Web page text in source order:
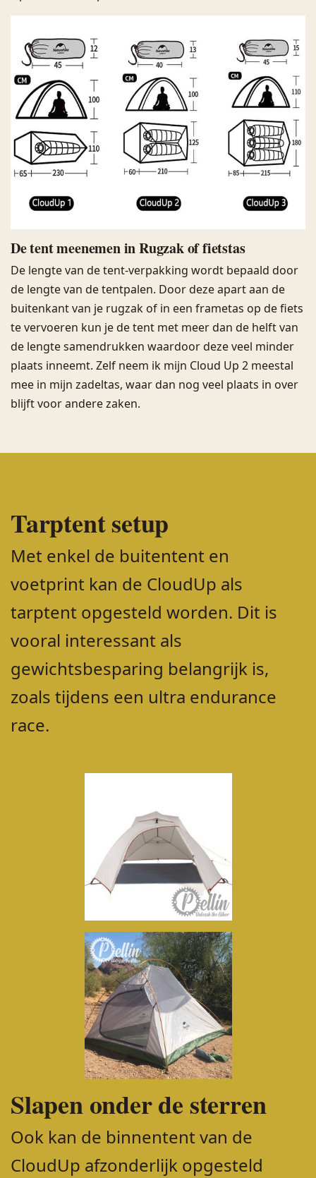
De tent meenemen in Rugzak of fietstas
De lengte van de tent-verpakking wordt bepaald door
de lengte van de tentpalen. Door deze apart aan de
buitenkant van je rugzak of in een frametas op de fiets
te vervoeren kun je de tent met meer dan de helft van
de lengte samendrukken waardoor deze veel minder
plaats inneemt. Zelf neem ik mijn Cloud Up 2 meestal
mee in mijn zadeltas, waar dan nog veel plaats in over
blijft voor andere zaken.
Tarptent setup
Met enkel de buitentent en
voetprint kan de CloudUp als
tarptent opgesteld worden. Dit is
vooral interessant als
gewichtsbesparing belangrijk is,
zoals tijdens een ultra endurance
race.
Slapen onder de sterren
Ook kan de binnentent van de
CloudUp afzonderlijk opgesteld